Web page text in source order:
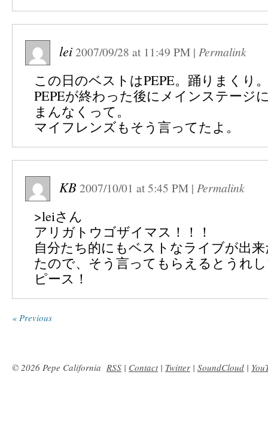
lei2007/09/28 at 11:49 PM | Permalink
この日のベストはPEPE。踊りまくり
PEPEが終わった後にメインステージ
まんなくって。
マイフレンズもそう言ってたよ。
KB2007/10/01 at5:45 PM | Permalink
>leiさん
アリガトウゴザイマス！！！
自分たち的にもベストなライブが出
たので、そう言ってもらえるとうれ
ピース！
« Previous
© 2026 Pepe California RSS | Contact| Twitter | SoundCloud |